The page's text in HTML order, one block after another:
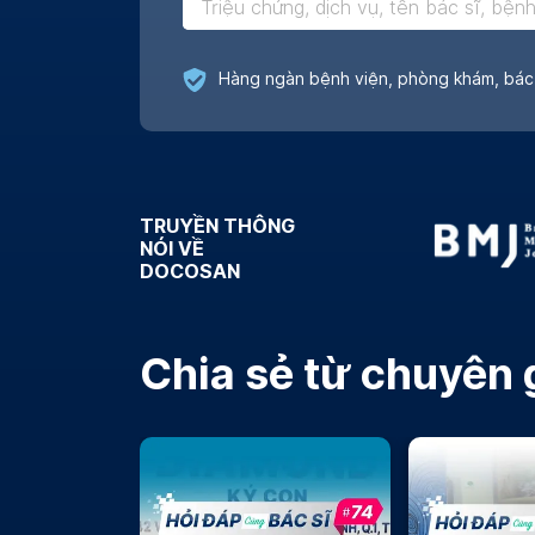
Đánh giá chân thật
TRUYỀN THÔNG
NÓI VỀ
DOCOSAN
Chia sẻ từ chuyên